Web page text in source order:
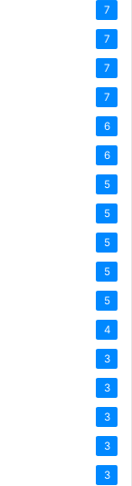
7
7
7
7
6
6
5
5
5
5
5
4
3
3
3
3
3